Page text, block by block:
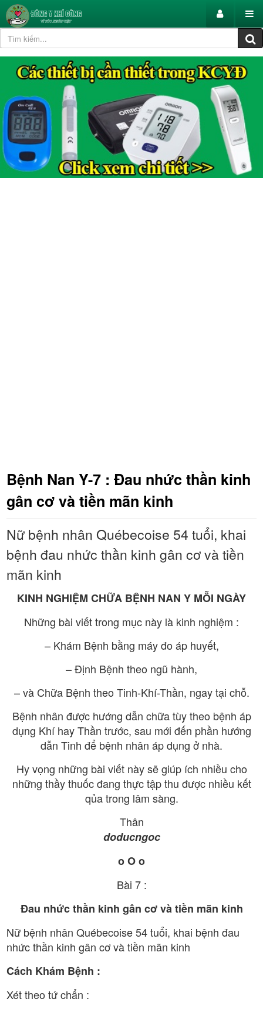
Bệnh Nan Y-7 : Đau nhức thần kinh
gân cơ và tiền mãn kinh
Nữ bệnh nhân Québecoise 54 tuổi, khai
bệnh đau nhức thần kinh gân cơ và tiền
mãn kinh
KINH NGHIỆM CHỮA BỆNH NAN Y MỖI NGÀY
Những bài viết trong mục này là kinh nghiệm :
– Khám Bệnh bằng máy đo áp huyết,
– Định Bệnh theo ngũ hành,
– và Chữa Bệnh theo Tinh-Khí-Thần, ngay tại chỗ.
Bệnh nhân được hướng dẫn chữa tùy theo bệnh áp
dụng Khí hay Thần trước, sau mới đến phần hướng
dẫn Tinh để bệnh nhân áp dụng ở nhà.
Hy vọng những bài viết này sẽ giúp ích nhiều cho
những thầy thuốc đang thực tập thu được nhiều kết
qủa trong lâm sàng.
Thân
doducngoc
o O o
Bài 7 :
Đau nhức thần kinh gân cơ và tiền mãn kinh
Nữ bệnh nhân Québecoise 54 tuổi, khai bệnh đau
nhức thần kinh gân cơ và tiền mãn kinh
Cách Khám Bệnh :
Xét theo tứ chẩn :